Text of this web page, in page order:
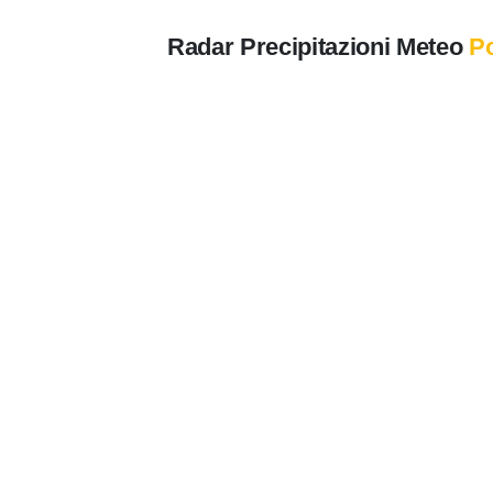
Radar Precipitazioni Meteo